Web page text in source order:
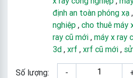
định an toàn phóng xạ ,
nghiệp , cho thuê máy
ray cũ mới , máy x ray
3d , xrf , xrf cũ mới ,
Số lượng: -